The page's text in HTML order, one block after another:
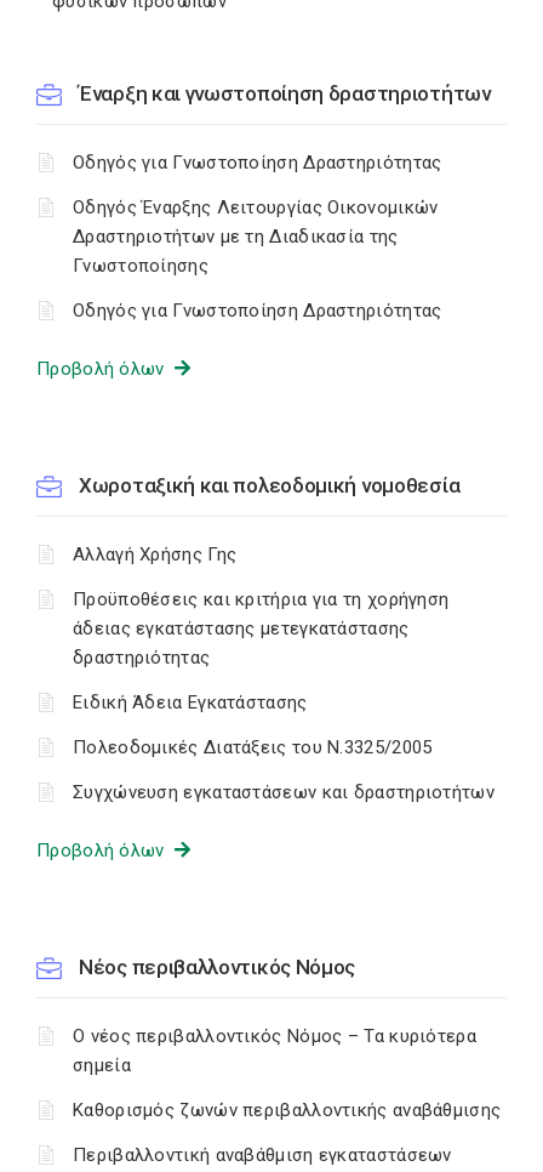
Έναρξη και γνωστοποίηση δραστηριοτήτων
Οδηγός για Γνωστοποίηση Δραστηριότητας
Οδηγός Έναρξης Λειτουργίας Οικονομικών
Δραστηριοτήτων με τη Διαδικασία της
Γνωστοποίησης
Οδηγός για Γνωστοποίηση Δραστηριότητας
Προβολή όλων
Χωροταξική και πολεοδομική νομοθεσία
Αλλαγή Χρήσης Γης
Προϋποθέσεις και κριτήρια για τη χορήγηση
άδειας εγκατάστασης μετεγκατάστασης
δραστηριότητας
Ειδική Άδεια Εγκατάστασης
Πολεοδομικές Διατάξεις του Ν.3325/2005
Συγχώνευση εγκαταστάσεων και δραστηριοτήτων
Προβολή όλων
Νέος περιβαλλοντικός Νόμος
Ο νέος περιβαλλοντικός Νόμος – Τα κυριότερα
σημεία
Καθορισμός ζωνών περιβαλλοντικής αναβάθμισης
Περιβαλλοντική αναβάθμιση εγκαταστάσεων